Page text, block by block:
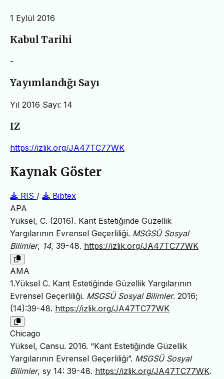
1 Eylül 2016
Kabul Tarihi
-
Yayımlandığı Sayı
Yıl 2016 Sayı: 14
IZ
https://izlik.org/JA47TC77WK
Kaynak Göster
RIS /
Bibtex
APA
Yüksel, C. (2016). Kant Estetiğinde Güzellik
Yargılarının Evrensel Geçerliliği. MSGSÜ Sosyal
Bilimler, 14, 39-48. https://izlik.org/JA47TC77WK
AMA
1.Yüksel C. Kant Estetiğinde Güzellik Yargılarının
Evrensel Geçerliliği. MSGSÜ Sosyal Bilimler. 2016;
(14):39-48. https://izlik.org/JA47TC77WK
Chicago
Yüksel, Cansu. 2016. “Kant Estetiğinde Güzellik
Yargılarının Evrensel Geçerliliği”. MSGSÜ Sosyal
Bilimler, sy 14: 39-48. https://izlik.org/JA47TC77WK.